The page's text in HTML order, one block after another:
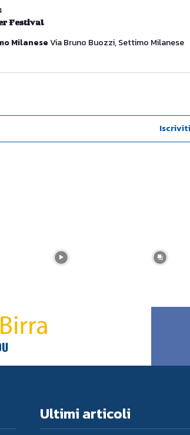
Festival
MilaneseVia Bruno Buozzi, Settimo Milanese
Ultimi articoli